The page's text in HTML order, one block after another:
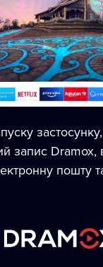
застосунку,
запис
пошту